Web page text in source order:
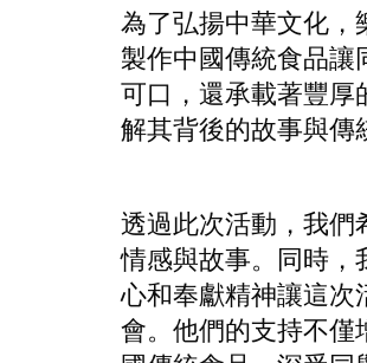
為了弘揚中華文化，
製作中國傳統食品讓
可口，還承載著豐厚
解其背後的故事與
透過此次活動，我們
情感與故事。同時，
心和奉獻精神讓這次
會。他們的支持不僅